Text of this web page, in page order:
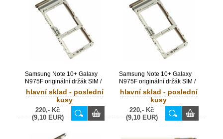
Samsung Note 10+ Galaxy
N975F originální držák SIM /
SD Red / červený (Service
Pack) - GH98-44506
hlavní sklad - poslední
kusy
220,- Kč
(9,10 EUR)
Samsung Note 10+ Galaxy
N975F originální držák SIM /
SD White / bílý (Service
Pack) - GH98-44506B
hlavní sklad - poslední
kusy
220,- Kč
(9,10 EUR)